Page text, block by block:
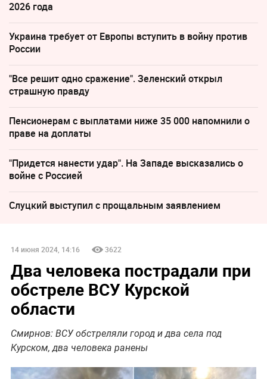
2026 года
Украина требует от Европы вступить в войну против
России
"Все решит одно сражение". Зеленский открыл
страшную правду
Пенсионерам с выплатами ниже 35 000 напомнили о
праве на доплаты
"Придется нанести удар". На Западе высказались о
войне с Россией
Слуцкий выступил с прощальным заявлением
14 июня 2024, 14:16 3622
Два человека пострадали при
обстреле ВСУ Курской
области
Смирнов: ВСУ обстреляли город и два села под
Курском, два человека ранены